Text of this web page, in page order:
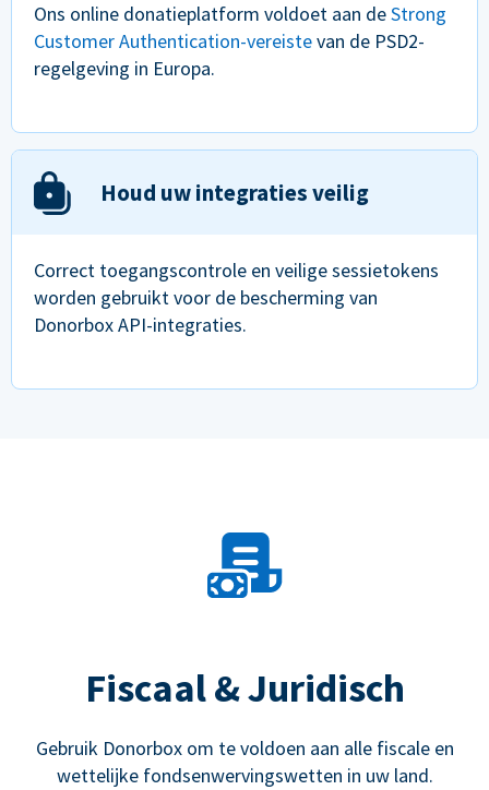
Ons online donatieplatform voldoet aan deStrong
Customer Authentication-vereistevan de PSD2-
regelgeving in Europa.
Houd uw integraties veilig
Correct toegangscontrole en veilige sessietokens
worden gebruikt voor de bescherming van
Donorbox API-integraties.
Fiscaal & Juridisch
Gebruik Donorbox om te voldoen aan alle fiscale en
wettelijke fondsenwervingswetten in uw land.